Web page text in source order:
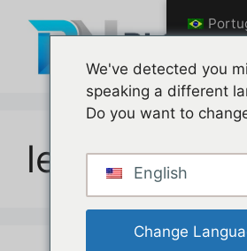
conteúdo
lei
We've detected you
speaking a different
Do you want to
English
Change